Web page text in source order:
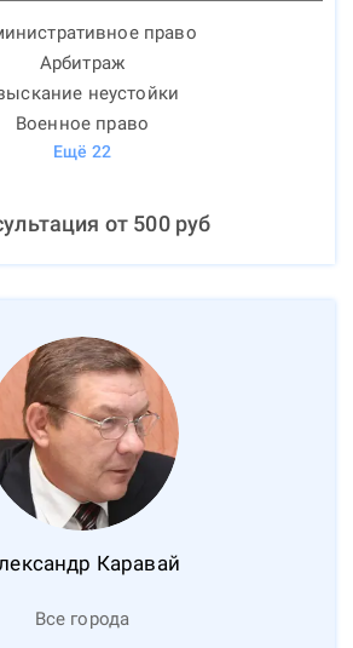
право
Арбитраж
неустойки
Военное право
Ещё 22
от 500руб
Каравай
Все города